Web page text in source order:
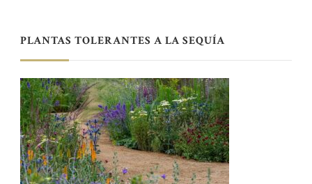
PLANTAS TOLERANTES A LA SEQUÍA